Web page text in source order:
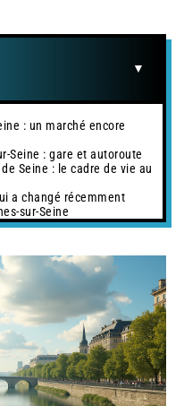
: un marché encore
Seine : gare et autoroute
Seine : le cadre de vie au
a changé récemment
sur-Seine